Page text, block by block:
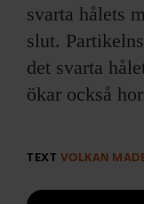
svarta hålets
slut.
det svarta
ökar också
TEXT VOLKAN